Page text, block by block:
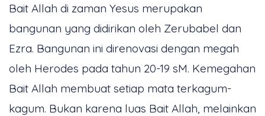
Bait Allah di zaman Yesus merupakan
bangunan yang didirikan oleh Zerubabel dan
Ezra. Bangunan ini direnovasi dengan megah
oleh Herodes pada tahun 20-19 sM. Kemegahan
Bait Allah membuat setiap mata terkagum-
kagum. Bukan karena luas Bait Allah, melainkan